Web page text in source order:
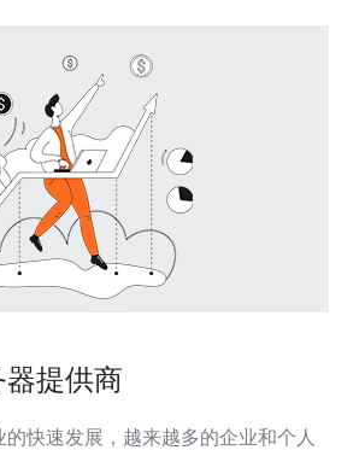
提供商
快速发展，越来越多的企业和个人